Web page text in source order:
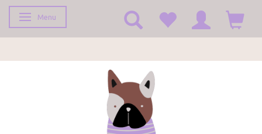
Toggle navigation
Menu